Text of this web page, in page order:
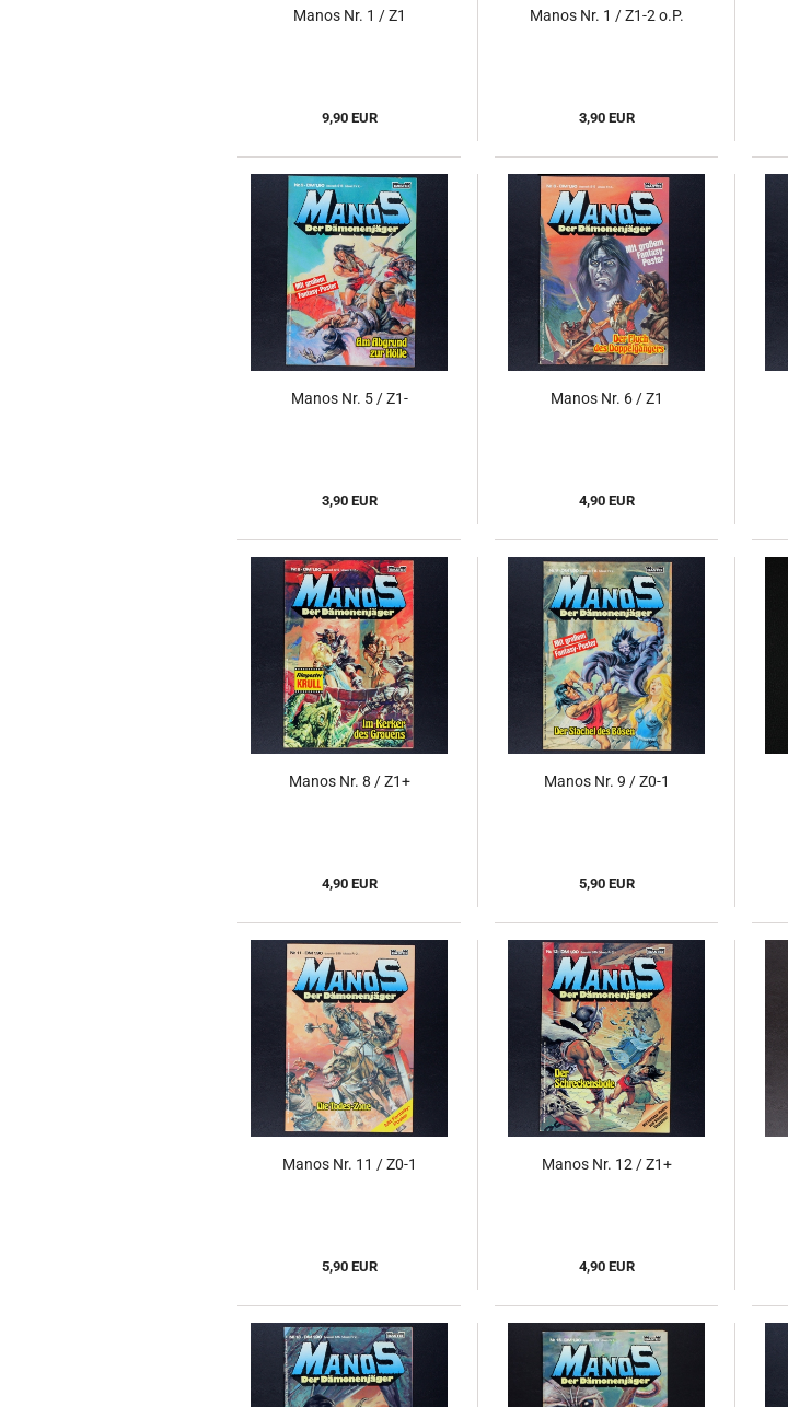
Manos Nr. 1 / Z1
9,90 EUR
Manos Nr. 1 / Z1-2 o.P.
3,90 EUR
Manos Nr. 5 / Z1-
3,90 EUR
Manos Nr. 6 / Z1
4,90 EUR
Manos Nr. 8 / Z1+
4,90 EUR
Manos Nr. 9 / Z0-1
5,90 EUR
Manos Nr. 11 / Z0-1
5,90 EUR
Manos Nr. 12 / Z1+
4,90 EUR